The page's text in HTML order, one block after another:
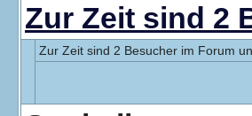
Zur Zeit sind 2
Zur Zeit sind 2 Besucher im Forum